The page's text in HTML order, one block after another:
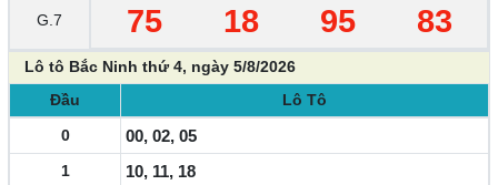
G.7 75 18 95 83
Lô tô Bắc Ninh thứ 4, ngày 5/8/2026
Đầu
Lô Tô
0
00, 02, 05
1 10, 11, 18